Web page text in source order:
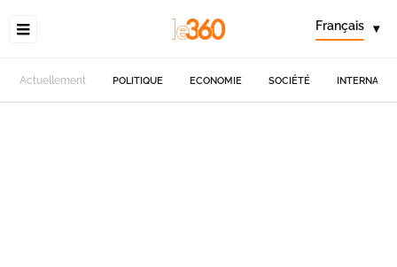
Français ▾
Actuellement POLITIQUE ECONOMIE SOCIÉTÉ